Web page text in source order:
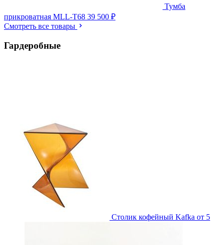
Тумба
прикроватная MLL-T68 39 500 ₽
Смотреть все товары
Гардеробные
Столик кофейный Kafka от 5